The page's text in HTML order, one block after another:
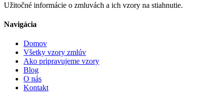
Užitočné informácie o zmluvách a ich vzory na stiahnutie.
Navigácia
Domov
Všetky vzory zmlúv
Ako pripravujeme vzory
Blog
O nás
Kontakt